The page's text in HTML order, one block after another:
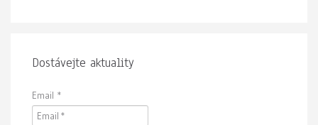
Dostávejte aktuality
Email *